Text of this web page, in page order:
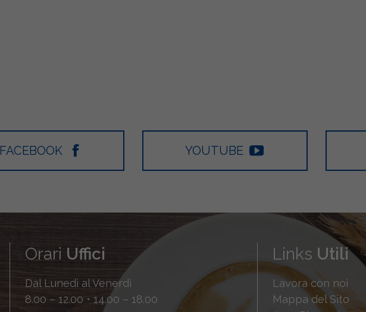
FACEBOOK YOUTUBE
Orari Uffici
Dal Lunedì al Venerdì
8.00 – 12.00 • 14.00 – 18.00
Links Utili
Lavora con noi
Mappa del Sito